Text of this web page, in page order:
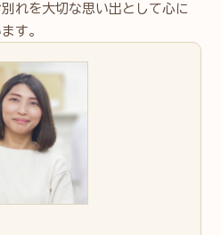
れを大切な思い出として心に
す。